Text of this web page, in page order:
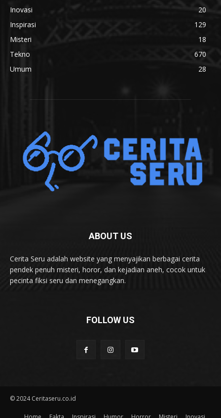
Inovasi
20
Inspirasi
129
Misteri
18
Tekno
670
Umum
28
ABOUT US
Cerita Seru adalah website yang menyajikan berbagai cerita
pendek penuh misteri, horor, dan kejadian aneh, cocok untuk
pecinta fiksi seru dan menegangkan.
FOLLOW US
© 2024 Ceritaseru.co.id